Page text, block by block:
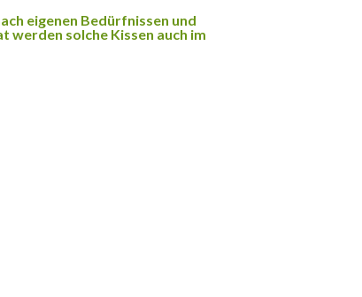
eigenen Bedürfnissen und
werden solche Kissen auch im